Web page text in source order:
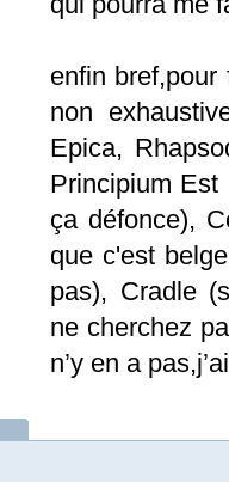
enfin
non
Epica,
Principium
ça défonce),
que c'est
pas), Cradle
ne cherchez
n’y en a